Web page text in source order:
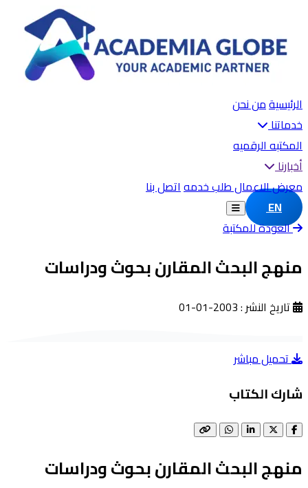
الرئيسيةمن نحن
خدماتنا
المكتبه الرقميه
أخبارنا
معرض الاعمالطلب خدمهاتصل بنا
EN
العودة للمكتبة
منهج البحث المقارن بحوث ودراسات
تاريخ النشر : 2003-01-01
تحميل مباشر
شارك الكتاب
منهج البحث المقارن بحوث ودراسات